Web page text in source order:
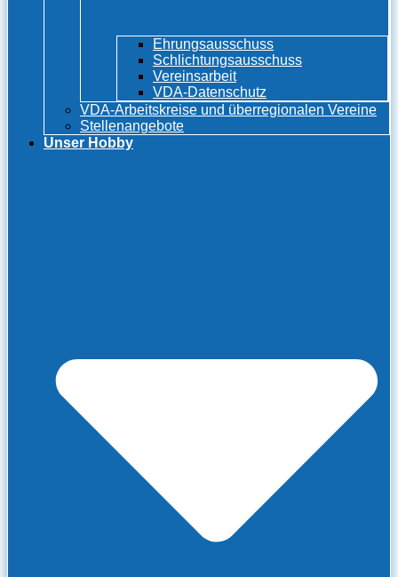
Ehrungsausschuss
Schlichtungsausschuss
Vereinsarbeit
VDA-Datenschutz
VDA-Arbeitskreise und überregionalen Vereine
Stellenangebote
Unser Hobby